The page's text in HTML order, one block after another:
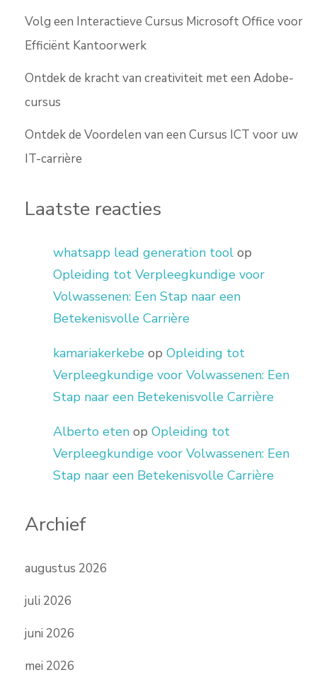
Volg een Interactieve Cursus Microsoft Office voor
Efficiënt Kantoorwerk
Ontdek de kracht van creativiteit met een Adobe-
cursus
Ontdek de Voordelen van een Cursus ICT voor uw
IT-carrière
Laatste reacties
whatsapp lead generation tool op
Opleiding tot Verpleegkundige voor
Volwassenen: Een Stap naar een
Betekenisvolle Carrière
kamariakerkebe op Opleiding tot
Verpleegkundige voor Volwassenen: Een
Stap naar een Betekenisvolle Carrière
Alberto eten op Opleiding tot
Verpleegkundige voor Volwassenen: Een
Stap naar een Betekenisvolle Carrière
Archief
augustus 2026
juli 2026
juni 2026
mei 2026